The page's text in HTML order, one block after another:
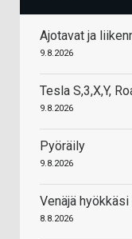
Ajotavat ja
9.8.2026
Tesla S,3,X,Y,
9.8.2026
Pyöräily
9.8.2026
Venäjä
8.8.2026